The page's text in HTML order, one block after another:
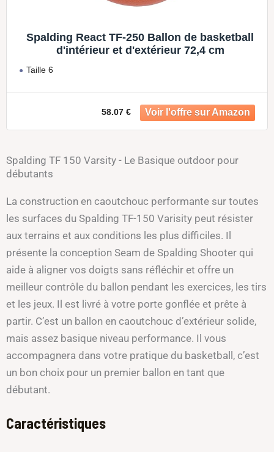
Spalding React TF-250 Ballon de basketball
d'intérieur et d'extérieur 72,4 cm
Taille 6
58.07 €
Spalding TF 150 Varsity - Le Basique outdoor pour
débutants
La construction en caoutchouc performante sur toutes
les surfaces du Spalding TF-150 Varisity peut résister
aux terrains et aux conditions les plus difficiles. Il
présente la conception Seam de Spalding Shooter qui
aide à aligner vos doigts sans réfléchir et offre un
meilleur contrôle du ballon pendant les exercices, les tirs
et les jeux. Il est livré à votre porte gonflée et prête à
partir. C’est un ballon en caoutchouc d’extérieur solide,
mais assez basique niveau performance. Il vous
accompagnera dans votre pratique du basketball, c’est
un bon choix pour un premier ballon en tant que
débutant.
Caractéristiques